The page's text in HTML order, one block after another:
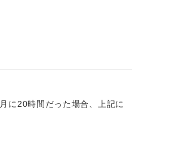
に20時間だった場合、上記に